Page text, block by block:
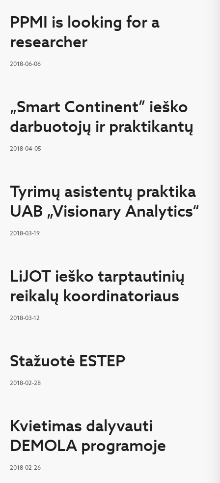
PPMI is looking for a
researcher
2018-06-06
„Smart Continent” ieško
darbuotojų ir praktikantų
2018-04-05
Tyrimų asistentų praktika
UAB „Visionary Analytics“
2018-03-19
LiJOT ieško tarptautinių
reikalų koordinatoriaus
2018-03-12
Stažuotė ESTEP
2018-02-28
Kvietimas dalyvauti
DEMOLA programoje
2018-02-26